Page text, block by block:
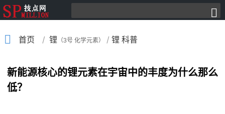
首页 / 锂 （3号 化学元素） / 锂 科普
新能源核心的锂元素在宇宙中的丰度为什么那么
低？